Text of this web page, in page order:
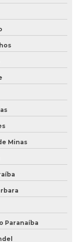
Minas
Paranaíba